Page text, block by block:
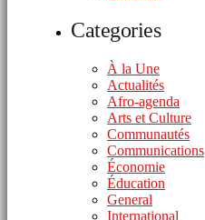
Categories
À la Une
Actualités
Afro-agenda
Arts et Culture
Communautés
Communications
Économie
Éducation
General
International